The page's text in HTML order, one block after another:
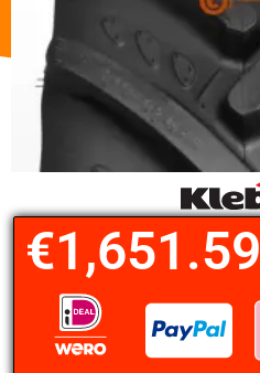
€1,651.59